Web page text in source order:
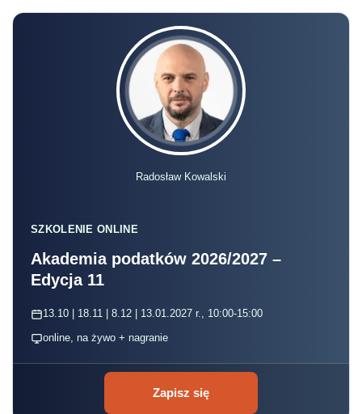
Radosław Kowalski
SZKOLENIE ONLINE
Akademia podatków 2026/2027 –
Edycja 11
13.10 | 18.11 | 8.12 | 13.01.2027 r., 10:00-15:00
online, na żywo + nagranie
Zapisz się